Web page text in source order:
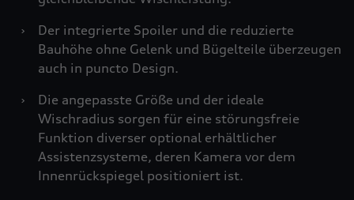
›
Der integrierte Spoiler und die reduzierte
Bauhöhe ohne Gelenk und Bügelteile überzeugen
auch in puncto Design.
›
Die angepasste Größe und der ideale
Wischradius sorgen für eine störungsfreie
Funktion diverser optional erhältlicher
Assistenzsysteme, deren Kamera vor dem
Innenrückspiegel positioniert ist.